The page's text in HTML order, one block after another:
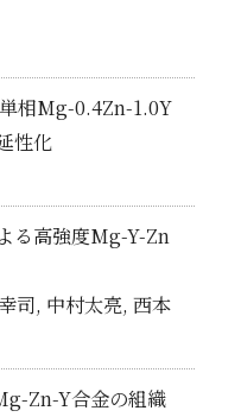
相Mg-0.4Zn-1.0Y
性化
る高強度Mg-Y-Zn
司, 中村太亮, 西本
Zn-Y合金の組織